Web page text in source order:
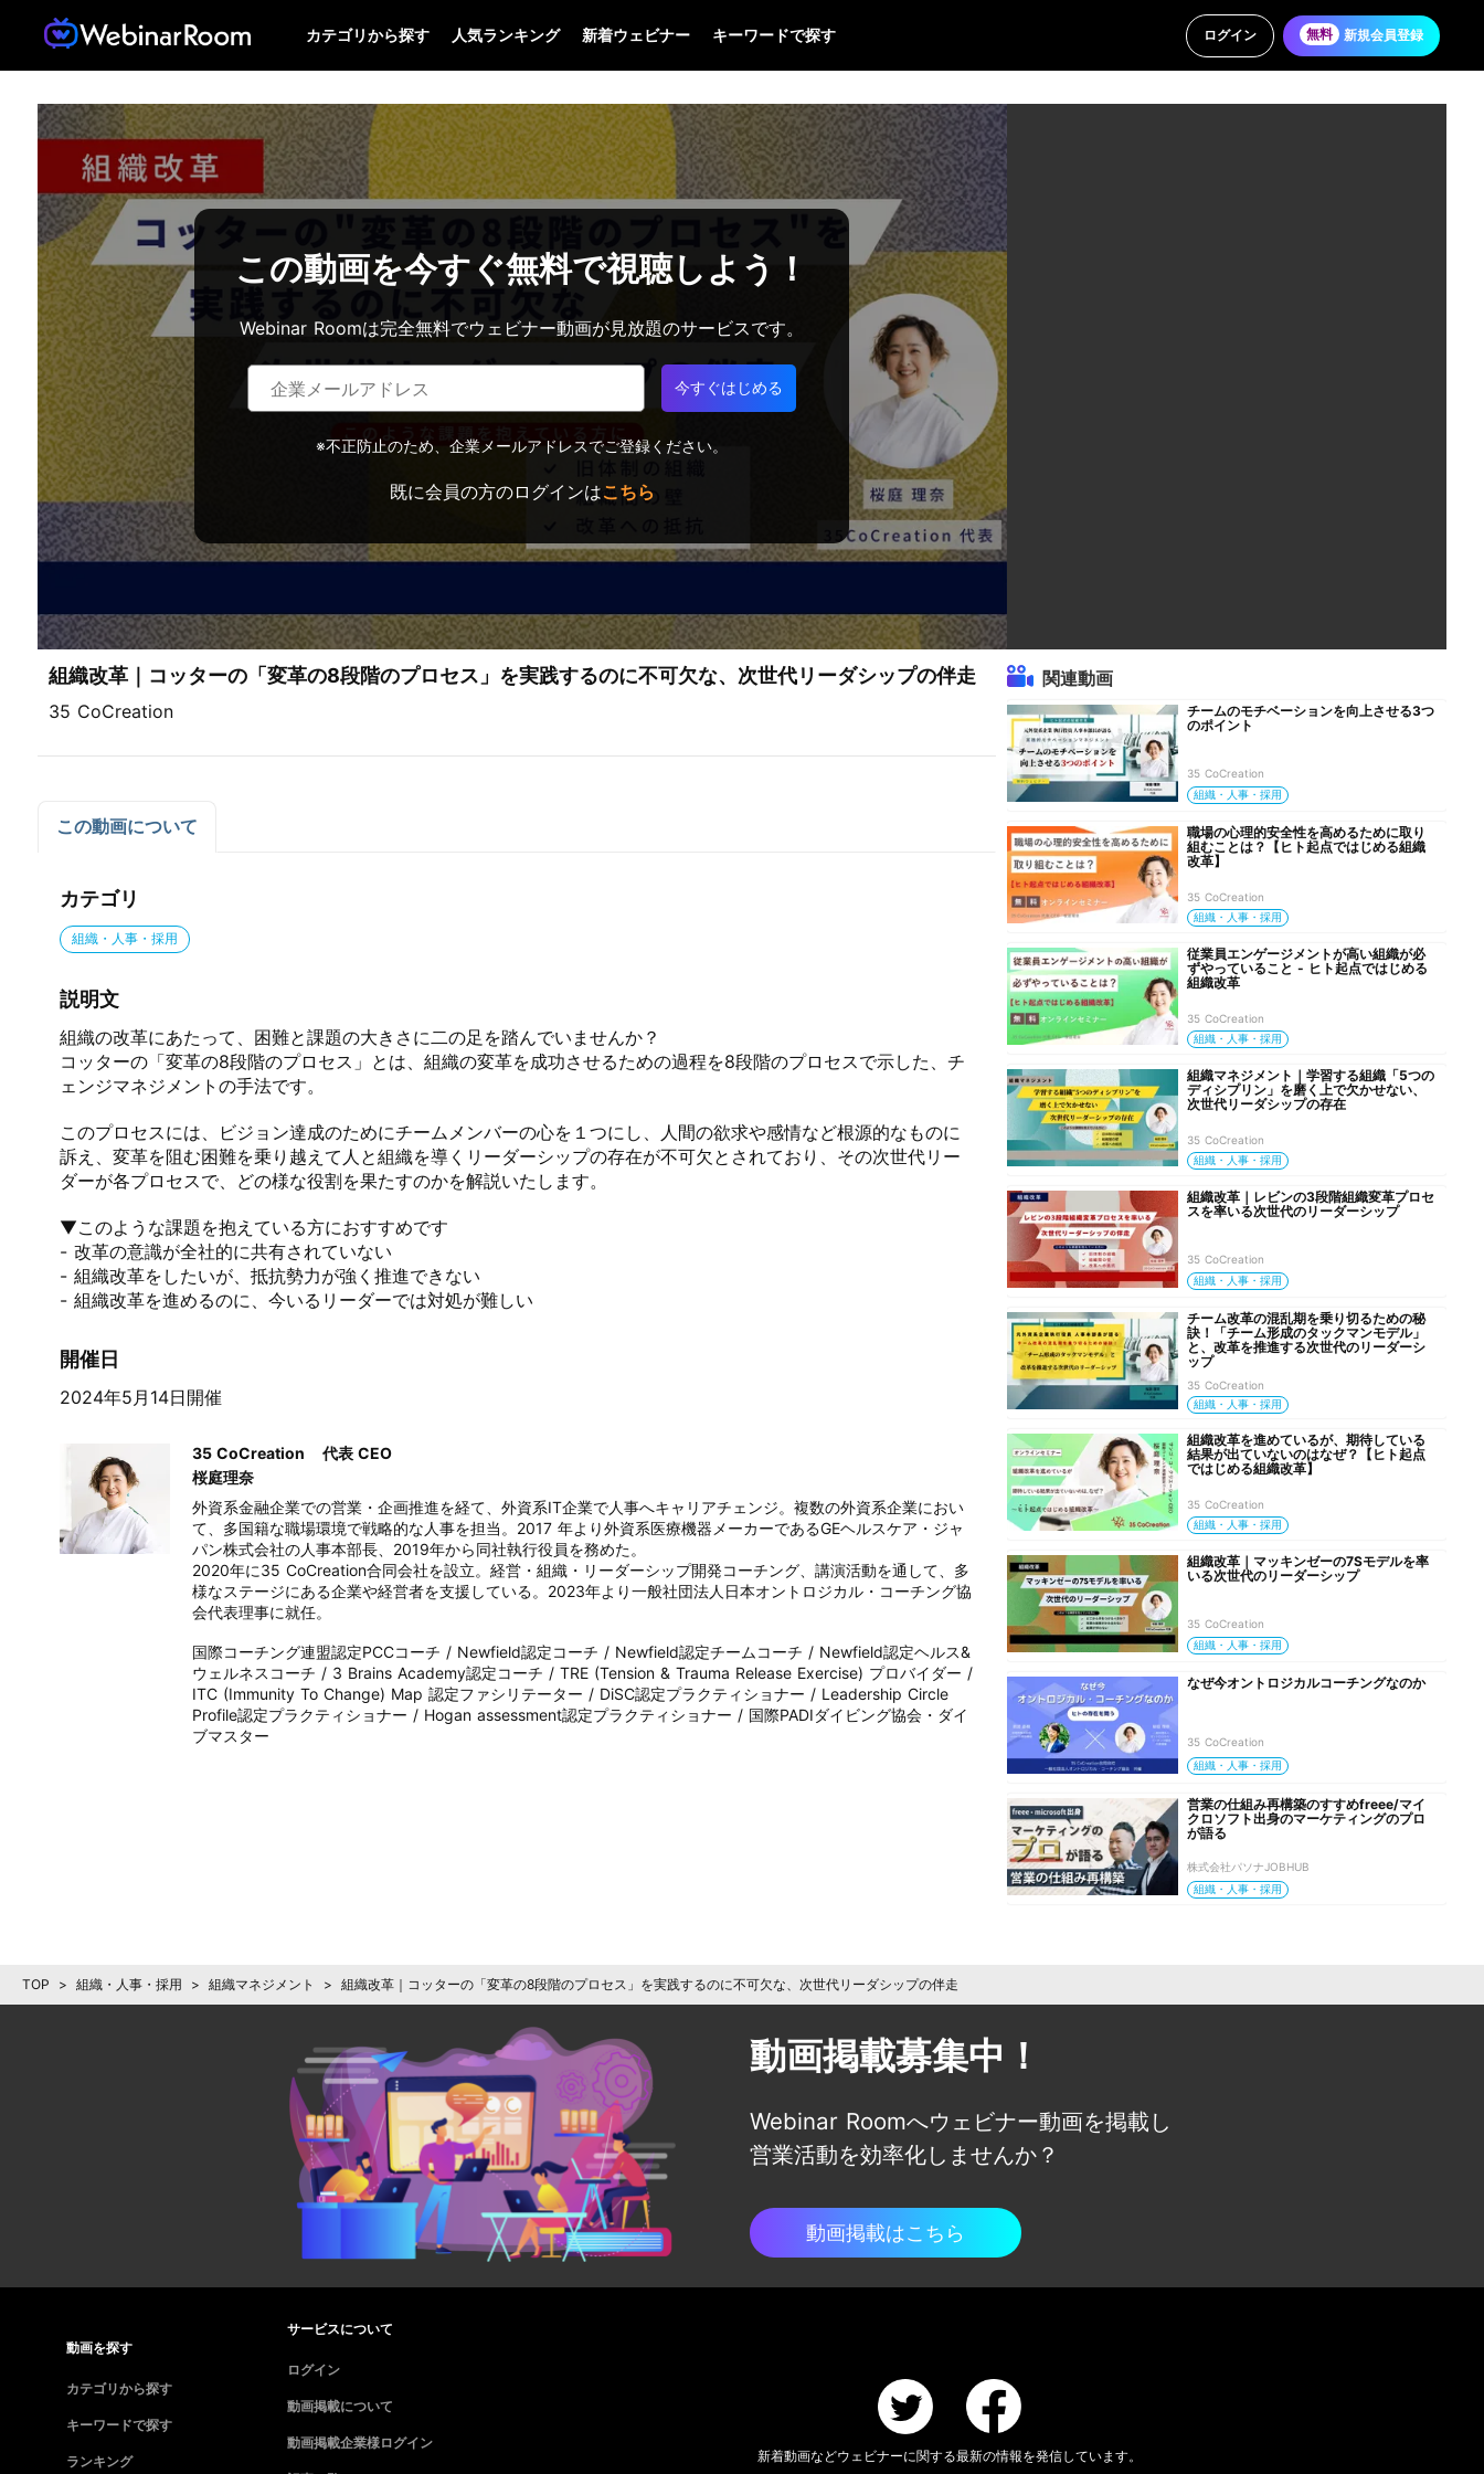
カテゴリから探す 人気ランキング 新着ウェビナー キーワードで探す ログイン 無料 新規会員登録
この動画を今すぐ無料で視聴しよう！
Webinar Roomは完全無料でウェビナー動画が見放題のサービスです。
今すぐはじめる
※不正防止のため、企業メールアドレスでご登録ください。
既に会員の方のログインはこちら
組織改革｜コッターの「変革の8段階のプロセス」を実践するのに不可欠な、次世代リーダシップの伴走
35 CoCreation
この動画について
カテゴリ
組織・人事・採用
説明文
組織の改革にあたって、困難と課題の大きさに二の足を踏んでいませんか？
コッターの「変革の8段階のプロセス」とは、組織の変革を成功させるための過程を8段階のプロセスで示した、チ
ェンジマネジメントの手法です。
このプロセスには、ビジョン達成のためにチームメンバーの心を１つにし、人間の欲求や感情など根源的なものに
訴え、変革を阻む困難を乗り越えて人と組織を導くリーダーシップの存在が不可欠とされており、その次世代リー
ダーが各プロセスで、どの様な役割を果たすのかを解説いたします。
▼このような課題を抱えている方におすすめです
- 改革の意識が全社的に共有されていない
- 組織改革をしたいが、抵抗勢力が強く推進できない
- 組織改革を進めるのに、今いるリーダーでは対処が難しい
開催日
2024年5月14日開催
35 CoCreation
代表 CEO
桜庭理奈
外資系金融企業での営業・企画推進を経て、外資系IT企業で人事へキャリアチェンジ。複数の外資系企業におい
て、多国籍な職場環境で戦略的な人事を担当。2017 年より外資系医療機器メーカーであるGEヘルスケア・ジャ
パン株式会社の人事本部長、2019年から同社執行役員を務めた。
2020年に35 CoCreation合同会社を設立。経営・組織・リーダーシップ開発コーチング、講演活動を通して、多
様なステージにある企業や経営者を支援している。2023年より一般社団法人日本オントロジカル・コーチング協
会代表理事に就任。
国際コーチング連盟認定PCCコーチ / Newfield認定コーチ / Newfield認定チームコーチ / Newfield認定ヘルス&
ウェルネスコーチ / 3 Brains Academy認定コーチ / TRE (Tension & Trauma Release Exercise) プロバイダー /
ITC (Immunity To Change) Map 認定ファシリテーター / DiSC認定プラクティショナー / Leadership Circle
Profile認定プラクティショナー / Hogan assessment認定プラクティショナー / 国際PADIダイビング協会・ダイ
ブマスター
関連動画
チームのモチベーションを向上させる3つ
のポイント
35 CoCreation
組織・人事・採用
職場の心理的安全性を高めるために取り
組むことは？【ヒト起点ではじめる組織
改革】
35 CoCreation
組織・人事・採用
従業員エンゲージメントが高い組織が必
ずやっていること - ヒト起点ではじめる
組織改革
35 CoCreation
組織・人事・採用
組織マネジメント｜学習する組織「5つの
ディシプリン」を磨く上で欠かせない、
次世代リーダシップの存在
35 CoCreation
組織・人事・採用
組織改革｜レビンの3段階組織変革プロセ
スを率いる次世代のリーダーシップ
35 CoCreation
組織・人事・採用
チーム改革の混乱期を乗り切るための秘
訣！「チーム形成のタックマンモデル」
と、改革を推進する次世代のリーダーシ
ップ
35 CoCreation
組織・人事・採用
組織改革を進めているが、期待している
結果が出ていないのはなぜ？【ヒト起点
ではじめる組織改革】
35 CoCreation
組織・人事・採用
組織改革｜マッキンゼーの7Sモデルを率
いる次世代のリーダーシップ
35 CoCreation
組織・人事・採用
なぜ今オントロジカルコーチングなのか
35 CoCreation
組織・人事・採用
営業の仕組み再構築のすすめfreee/マイ
クロソフト出身のマーケティングのプロ
が語る
株式会社パソナJOBHUB
組織・人事・採用
TOP > 組織・人事・採用 > 組織マネジメント > 組織改革｜コッターの「変革の8段階のプロセス」を実践するのに不可欠な、次世代リーダシップの伴走
動画掲載募集中！
Webinar Roomへウェビナー動画を掲載し
営業活動を効率化しませんか？
動画掲載はこちら
動画を探す
カテゴリから探す
キーワードで探す
ランキング
サービスについて
ログイン
動画掲載について
動画掲載企業様ログイン
新着動画などウェビナーに関する最新の情報を発信しています。